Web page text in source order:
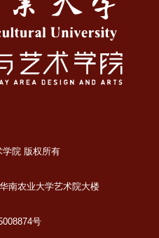
学院 版权所有
南农业大学艺术院大楼
号